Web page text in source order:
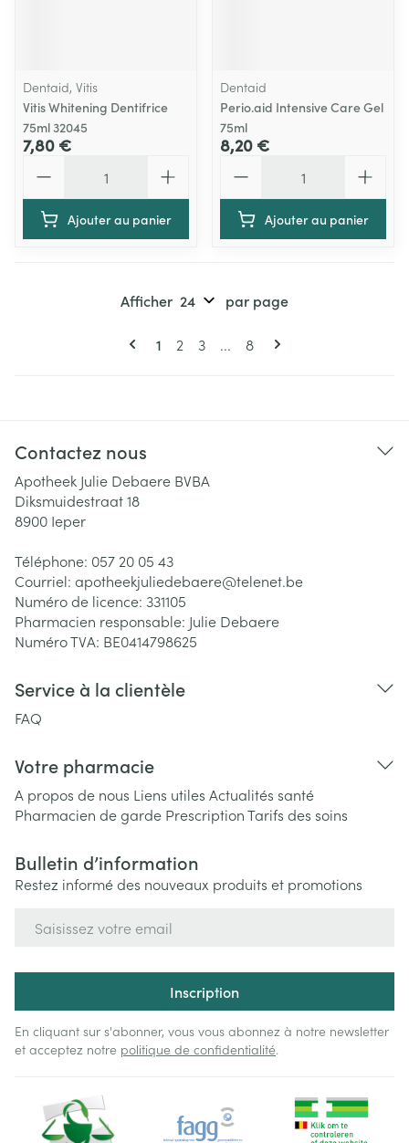
Dentaid, Vitis
Vitis Whitening Dentifrice
75ml 32045
7,80 €
Ajouter au panier
Dentaid
Perio.aid Intensive Care Gel
75ml
8,20 €
Ajouter au panier
Pages
Vous lisez actuellement la page
1 Page
2 Page
3 ... Page
8
Afficher par page
Contactez nous
Apotheek Julie Debaere BVBA
Diksmuidestraat 18
8900 Ieper
Téléphone: 057 20 05 43
Courriel: apotheekjuliedebaere@telenet.be
Numéro de licence: 331105
Pharmacien responsable: Julie Debaere
Numéro TVA: BE0414798625
Service à la clientèle
FAQ
Votre pharmacie
A propos de nous Liens utiles Actualités santé
Pharmacien de garde PrescriptionTarifs des soins
Bulletin d’information
Restez informé des nouveaux produits et promotions
Inscription
En cliquant sur s'abonner, vous vous abonnez à notre newsletter
et acceptez notre politique de confidentialité.